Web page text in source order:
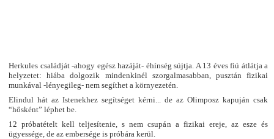
Herkules családját -ahogy egész hazáját- éhínség sújtja. A 13 éves fiú átlátja a
helyzetet: hiába dolgozik mindenkinél szorgalmasabban, pusztán fizikai
munkával -lényegileg- nem segíthet a környezetén.
Elindul hát az Istenekhez segítséget kérni... de az Olimposz kapuján csak
“hősként” léphet be.
12 próbatételt kell teljesítenie, s nem csupán a fizikai ereje, az esze és
ügyessége, de az embersége is próbára kerül.